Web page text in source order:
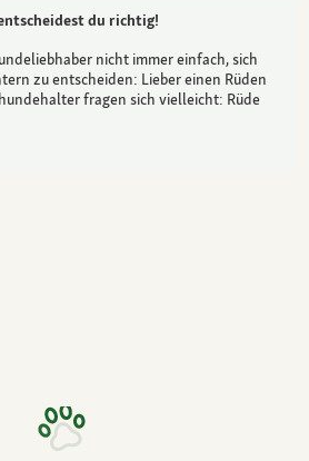
du richtig!
nicht immer einfach, sich
zu entscheiden: Lieber einen Rüden
fragen sich vielleicht: Rüde